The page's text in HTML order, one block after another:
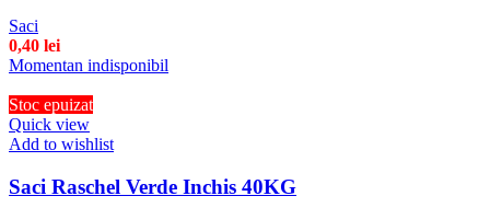
Saci
0,40 lei
Momentan indisponibil
Stoc epuizat
Quick view
Add to wishlist
Saci Raschel Verde Inchis 40KG